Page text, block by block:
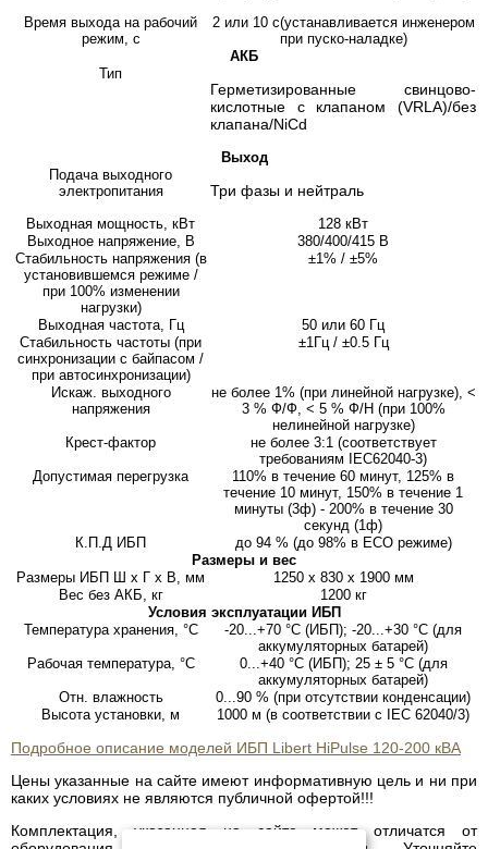
Время выхода на рабочий
режим, с
2 или 10 с(устанавливается инженером
при пуско-наладке)
АКБ
Тип
Герметизированные свинцово-
кислотные с клапаном (VRLA)/без
клапана/NiCd
Выход
Подача выходного
электропитания
Три фазы и нейтраль
Выходная мощность, кВт
128 кВт
Выходное напряжение, В
380/400/415 В
Стабильность напряжения (в
установившемся режиме /
при 100% изменении
нагрузки)
±1% / ±5%
Выходная частота, Гц
50 или 60 Гц
Стабильность частоты (при
синхронизации с байпасом /
при автосинхронизации)
±1Гц / ±0.5 Гц
Искаж. выходного
напряжения
не более 1% (при линейной нагрузке), <
3 % Ф/Ф, < 5 % Ф/Н (при 100%
нелинейной нагрузке)
Крест-фактор
не более 3:1 (соответствует
требованиям IEC62040-3)
Допустимая перегрузка
110% в течение 60 минут, 125% в
течение 10 минут, 150% в течение 1
минуты (3ф) - 200% в течение 30
секунд (1ф)
К.П.Д ИБП
до 94 % (до 98% в ECO режиме)
Размеры и вес
Размеры ИБП Ш х Г х В, мм
1250 x 830 x 1900 мм
Вес без АКБ, кг
1200 кг
Условия эксплуатации ИБП
Температура хранения, °С
-20...+70 °С (ИБП); -20...+30 °С (для
аккумуляторных батарей)
Рабочая температура, °С
0...+40 °С (ИБП); 25 ± 5 °С (для
аккумуляторных батарей)
Отн. влажность
0...90 % (при отсутствии конденсации)
Высота установки, м
1000 м (в соответствии с IEC 62040/3)
Подробное описание моделей ИБП Libert HiPulse 120-200 кВА
Цены указанные на сайте имеют информативную цель и ни при
каких условиях не являются публичной офертой!!!
Комплектация, указанная на сайте может отличатся от